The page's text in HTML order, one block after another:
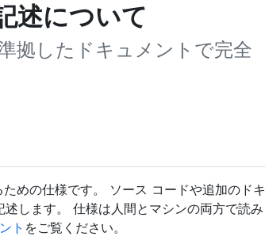
述について
拠したドキュメントで完全
めの仕様です。 ソース コードや追加のドキ
します。 仕様は人間とマシンの両方で読み
ト をご覧ください。